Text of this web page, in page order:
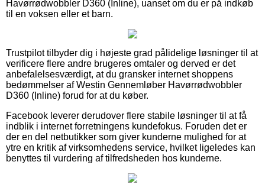
Havørrødwobbler D360 (Inline), uanset om du er på indkøb
til en voksen eller et barn.
Trustpilot tilbyder dig i højeste grad pålidelige løsninger til at
verificere flere andre brugeres omtaler og derved er det
anbefalelsesværdigt, at du gransker internet shoppens
bedømmelser af Westin Gennemløber Havørrødwobbler
D360 (Inline) forud for at du køber.
Facebook leverer derudover flere stabile løsninger til at få
indblik i internet forretningens kundefokus. Foruden det er
der en del netbutikker som giver kunderne mulighed for at
ytre en kritik af virksomhedens service, hvilket ligeledes kan
benyttes til vurdering af tilfredsheden hos kunderne.